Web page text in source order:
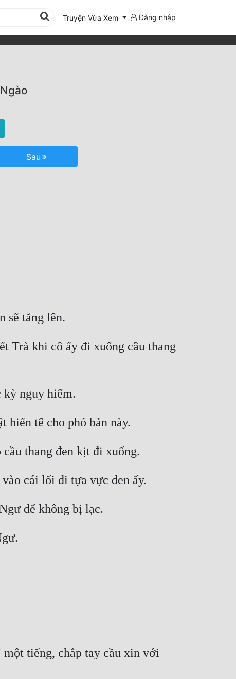
Truyện Vừa Xem Đăng nhập
Sau
sẽ tăng lên.
Trà khi cô ấy đi xuống cầu thang
kỳ nguy hiểm.
hiến tế cho phó bản này.
thang đen kịt đi xuống.
cái lối đi tựa vực đen ấy.
để không bị lạc.
tiếng, chắp tay cầu xin với